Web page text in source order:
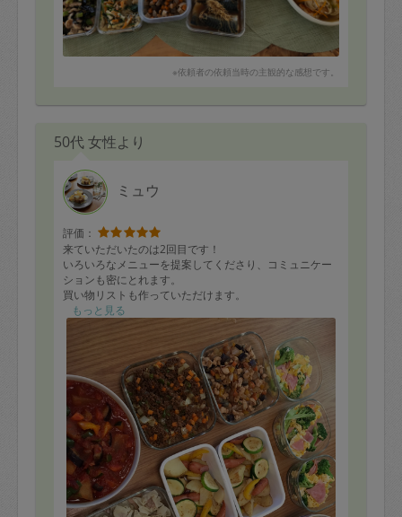
※依頼者の依頼当時の主観的な感想です。
50代 女性より
ミュウ
評価：
来ていただいたのは2回目です！
いろいろなメニューを提案してくださり、コミュニケー
ションも密にとれます。
買い物リストも作っていただけます。
冬瓜なんかは絶対自分では買わなかったので、とてもよ
・冬瓜のそぼろ煮
・油淋鶏
・とうもろこしの炊き込みごはん
・焼売
・鶏胸肉のガパオ風炒め
・ドライカレー
・青椒肉絲
・冬瓜入りのラタトゥイユ
・コーンとパプリカ入りのジャーマンポテト
・ブロッコリーと卵のバター炒め
・豚肉と小松菜のオイスター炒め
もっと見る